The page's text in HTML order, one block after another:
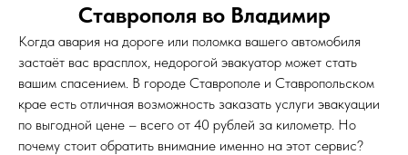
Ставрополя во Владимир
Когда авария на дороге или поломка вашего автомобиля
застаёт вас врасплох, недорогой эвакуатор может стать
вашим спасением. В городе Ставрополе и Ставропольском
крае есть отличная возможность заказать услуги эвакуации
по выгодной цене – всего от 40 рублей за километр. Но
почему стоит обратить внимание именно на этот сервис?